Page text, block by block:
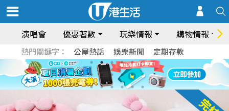
演唱會 優惠著數 玩樂情報 購物情報
熱門關鍵字： 公屋熱話 娛樂新聞 定期存款